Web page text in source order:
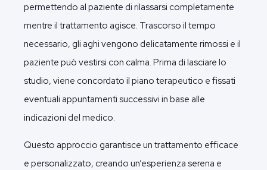
permettendo al paziente di rilassarsi completamente
mentre il trattamento agisce. Trascorso il tempo
necessario, gli aghi vengono delicatamente rimossi e il
paziente può vestirsi con calma. Prima di lasciare lo
studio, viene concordato il piano terapeutico e fissati
eventuali appuntamenti successivi in base alle
indicazioni del medico.
Questo approccio garantisce un trattamento efficace
e personalizzato, creando un’esperienza serena e